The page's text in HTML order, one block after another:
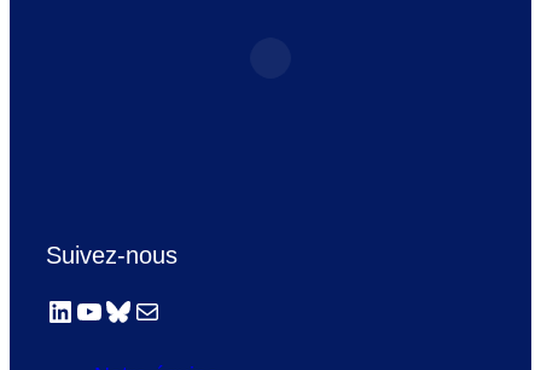
Suivez-nous
LinkedIn
YouTube
Bluesky
E-mail